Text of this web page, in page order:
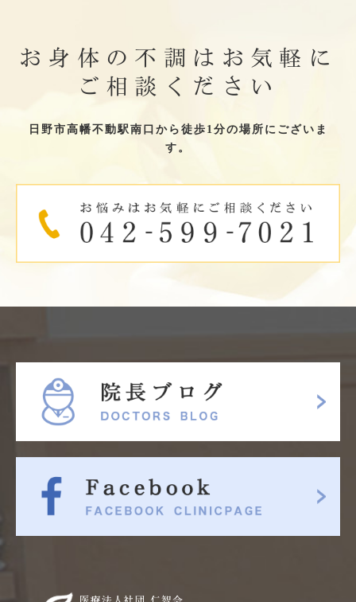
お身体の不調はお気軽に
ご相談ください
日野市高幡不動駅南口から徒歩1分の場所にございま
す。